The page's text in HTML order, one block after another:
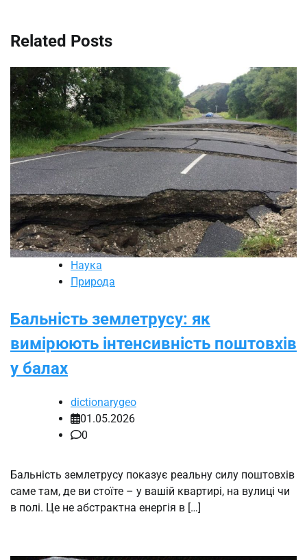
Related Posts
Наука
Природа
Бальність землетрусу: як
вимірюють інтенсивність поштовхів
у балах
dictionarygeo
01.05.2026
0
Бальність землетрусу показує реальну силу поштовхів
саме там, де ви стоїте – у вашій квартирі, на вулиці чи
в полі. Це не абстрактна енергія в […]